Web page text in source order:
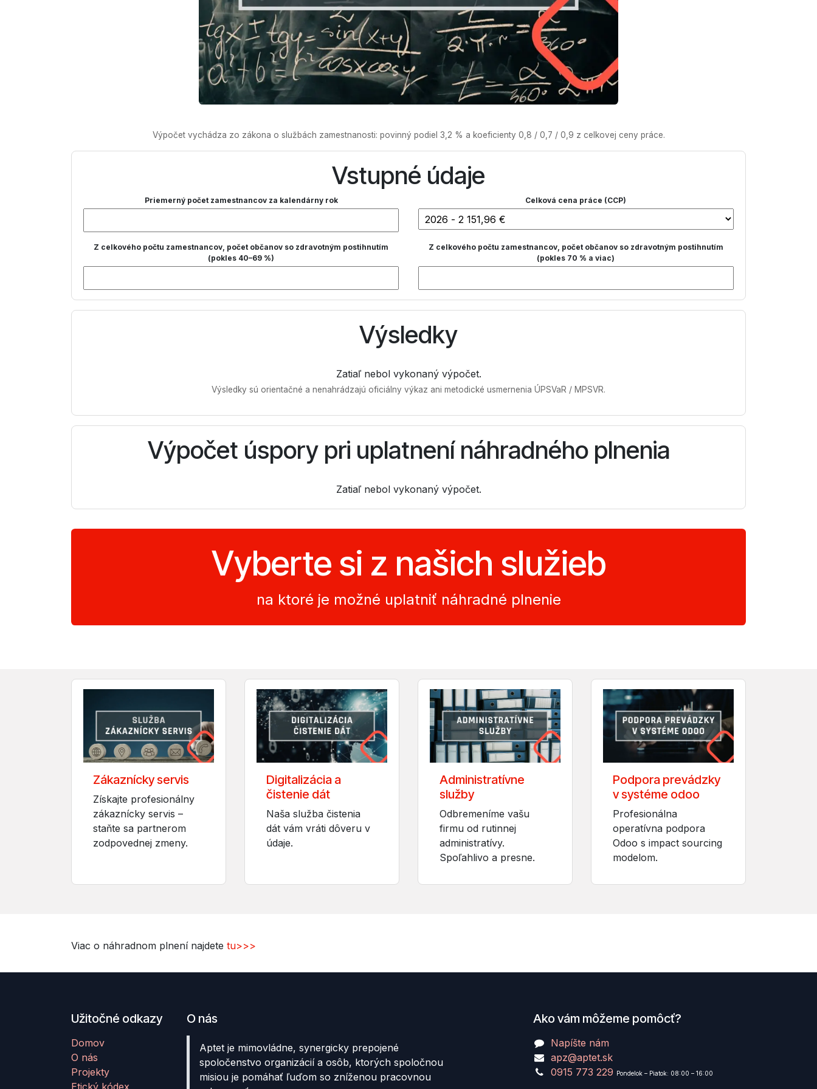
Výpočet vychádza zo zákona o službách zamestnanosti: povinný podiel 3,2 % a koeficienty 0,8 / 0,7 / 0,9 z celkovej ceny práce.
Vstupné údaje
Priemerný počet zamestnancov za kalendárny rok Celková cena práce (CCP)
Z celkového počtu zamestnancov, počet občanov so zdravotným postihnutím
(pokles 40–69 %)
Z celkového počtu zamestnancov, počet občanov so zdravotným postihnutím
(pokles 70 % a viac)
Výsledky
Zatiaľ nebol vykonaný výpočet.
Výsledky sú orientačné a nenahrádzajú oficiálny výkaz ani metodické usmernenia ÚPSVaR / MPSVR.
Výpočet úspory pri uplatnení náhradného plnenia
Zatiaľ nebol vykonaný výpočet.
Vyberte si z našich služieb
na ktoré je možné uplatniť náhradné plnenie
Zákaznícky servis
Získajte profesionálny
zákaznícky servis –
staňte sa partnerom
zodpovednej zmeny.
Digitalizácia a
čistenie dát
Naša služba čistenia
dát vám vráti dôveru v
údaje.
Administratívne
služby
Odbremeníme vašu
firmu od rutinnej
administratívy.
Spoľahlivo a presne.
Podpora prevádzky
v systéme odoo
Profesionálna
operatívna podpora
Odoo s impact sourcing
modelom.
Viac o náhradnom plnení najdete tu>>>
Užitočné odkazy
Domov
O nás
Projekty
O nás
Aptet je mimovládne, synergicky prepojené
spoločenstvo organizácií a osôb, ktorých spoločnou
misiou je pomáhať ľuďom so zníženou pracovnou
Ako vám môžeme pomôcť?
Napíšte nám
apz@aptet.sk
0915 773 229 Pondelok – Piatok: 08:00 – 16:00